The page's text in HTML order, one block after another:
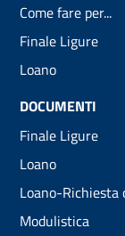
Come fare per...
Finale Ligure
Loano
DOCUMENTI
Finale Ligure
Loano
Loano-
Modulistica